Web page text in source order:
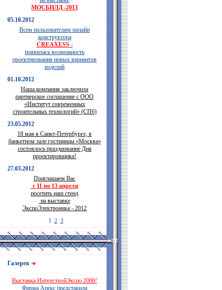
МОСБИЛД -2013
05.10.2012
Всем пользователям онлайн
конструктора
CREAXESS-
появилась возможность
проектирования новых вариантов
изделий
01.10.2012
Наша компания заключила
партнерское соглашение с ООО
«Институт современных
строительных технологий» (СПб)
23.05.2012
18 мая в Санкт-Петербурге, в
банкетном зале гостиницы «Москва»
состоялось празднование Дня
проектировщика!
27.03.2012
Приглашаем Вас
с 11 по 13 апреля
посетить наш стенд
на выставке
ЭкспоЭлектроника - 2012
1 2 3
Галерея
Выставка ИнтерстройЭкспо 2006!
Фирма Апекс представила